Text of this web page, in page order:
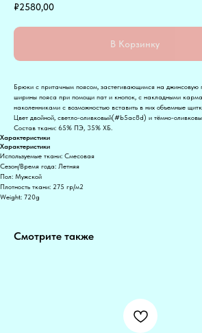
₽2580,00
В Корзинку
Брюки с притачным поясом, застегивающимся на джинсовую
ширины пояса при помощи пат и кнопок, с накладными
наколенниками с возможностью вставить в них объемные
Цвет двойной, светло-оливковый(#b5ac8d) и тёмно-
Состав ткани: 65% ПЭ, 35% ХБ.
Характеристики
Характеристики
Используемые ткани: Смесовая
Сезон/Время года: Летняя
Пол: Мужской
Плотность ткани: 275 гр/м2
Weight: 720g
Смотрите также